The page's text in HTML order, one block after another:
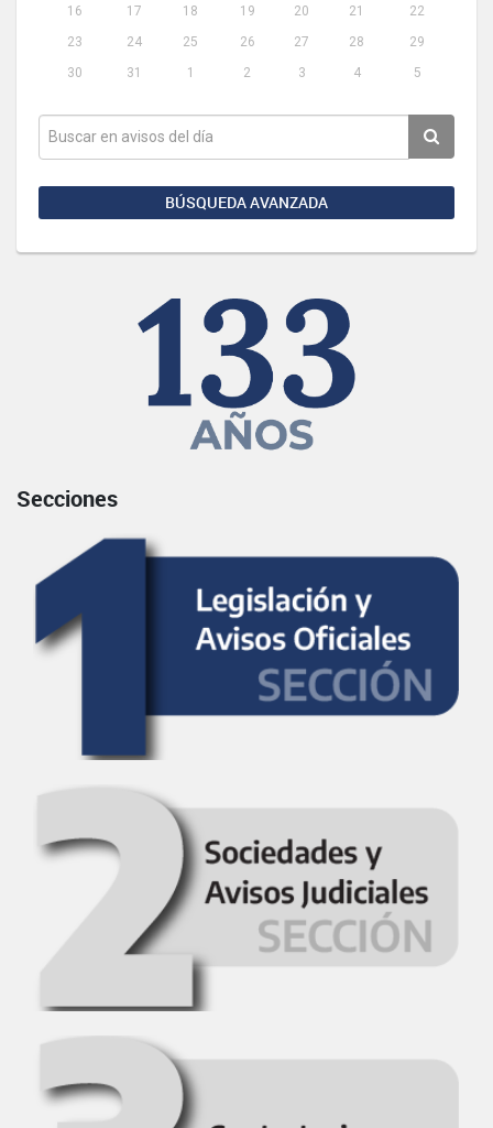
16
17 18 19 20 21
22
23
24 25 26 27 28
29
30
31 1 2 3 4 5
BÚSQUEDA AVANZADA
Secciones